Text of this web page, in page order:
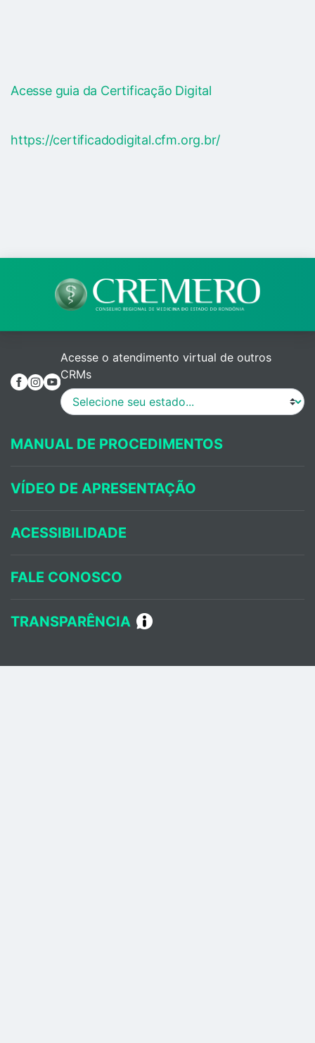
Acesse guia da Certificação Digital
https://certificadodigital.cfm.org.br/
Acesse o atendimento virtual de outros
CRMs
MANUAL DE PROCEDIMENTOS
VÍDEO DE APRESENTAÇÃO
ACESSIBILIDADE
FALE CONOSCO
TRANSPARÊNCIA